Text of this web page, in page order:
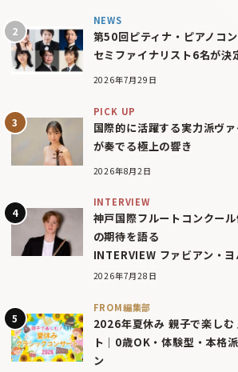
NEWS
第50回ピティナ・ピアノコン
セミファイナリスト6名が決
2026年7月29日
PICK UP
国際的に活躍する実力派ヴ
が奏でる極上の響き
2026年8月2日
INTERVIEW
神戸国際フルートコンクー
の期待を語る
INTERVIEW ファビアン・
2026年7月28日
FROM編集部
2026年夏休み 親子で楽し
ト｜0歳OK・体験型・本格
ン